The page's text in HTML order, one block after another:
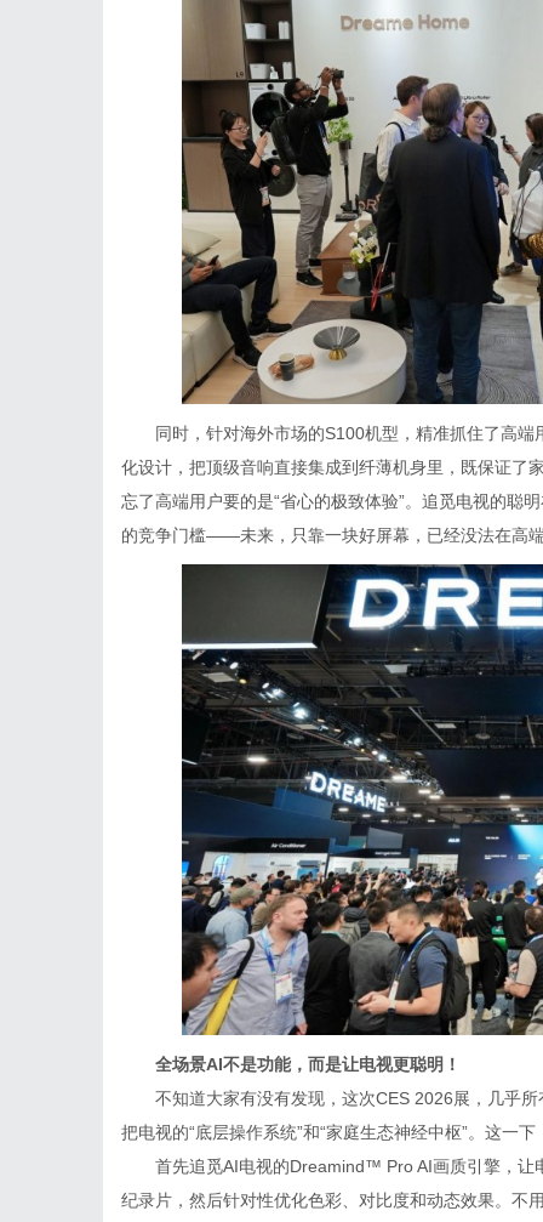
同时，针对海外市场的S100机型，精准抓住了高端
化设计，把顶级音响直接集成到纤薄机身里，既保证了
忘了高端用户要的是“省心的极致体验”。追觅电视的聪
的竞争门槛——未来，只靠一块好屏幕，已经没法在高
全场景AI不是功能，而是让电视更聪明！
不知道大家有没有发现，这次CES 2026展，几乎
把电视的“底层操作系统”和“家庭生态神经中枢”。这一
首先追觅AI电视的Dreamind™ Pro AI画质引擎，让
纪录片，然后针对性优化色彩、对比度和动态效果。不